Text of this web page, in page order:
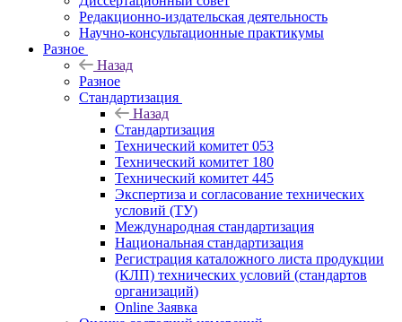
Редакционно-издательская деятельность
Научно-консультационные практикумы
Разное
Назад
Разное
Стандартизация
Назад
Стандартизация
Технический комитет 053
Технический комитет 180
Технический комитет 445
Экспертиза и согласование технических
условий (ТУ)
Международная стандартизация
Национальная стандартизация
Регистрация каталожного листа продукции
(КЛП) технических условий (стандартов
организаций)
Online Заявка